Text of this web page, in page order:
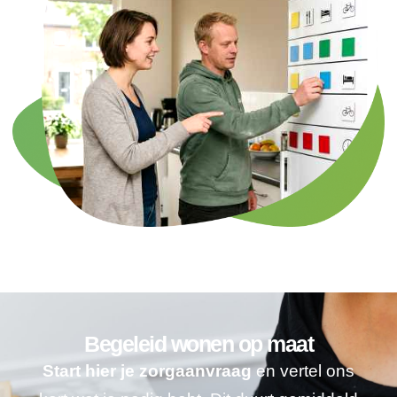
Begeleid wonen op maat
Start hier je zorgaanvraagen vertel ons